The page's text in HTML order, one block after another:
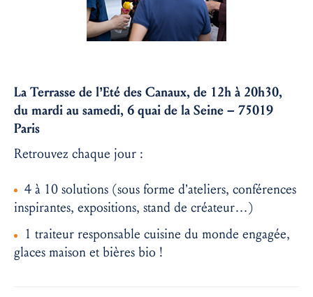
La Terrasse de l’Eté des Canaux, de 12h à 20h30,
du mardi au samedi, 6 quai de la Seine – 75019
Paris
Retrouvez chaque jour :
4 à 10 solutions (sous forme d’ateliers, conférences
inspirantes, expositions, stand de créateur…)
1 traiteur responsable cuisine du monde engagée,
glaces maison et bières bio !